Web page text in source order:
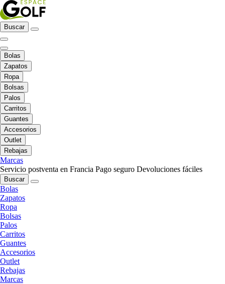
Buscar
Bolas
Zapatos
Ropa
Bolsas
Palos
Carritos
Guantes
Accesorios
Outlet
Rebajas
Marcas
Servicio postventa en Francia Pago seguro Devoluciones fáciles
Buscar
Bolas
Zapatos
Ropa
Bolsas
Palos
Carritos
Guantes
Accesorios
Outlet
Rebajas
Marcas